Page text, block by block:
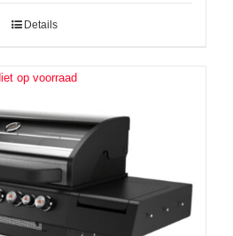
Details
op voorraad